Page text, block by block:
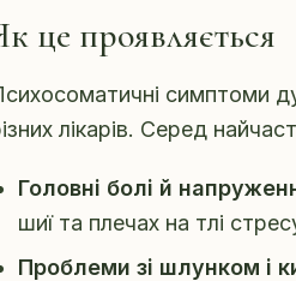
це проявляється
симптоми
лікарів. Серед
Головні болі й
шиї та плечах на тлі
Проблеми зі шлунком і